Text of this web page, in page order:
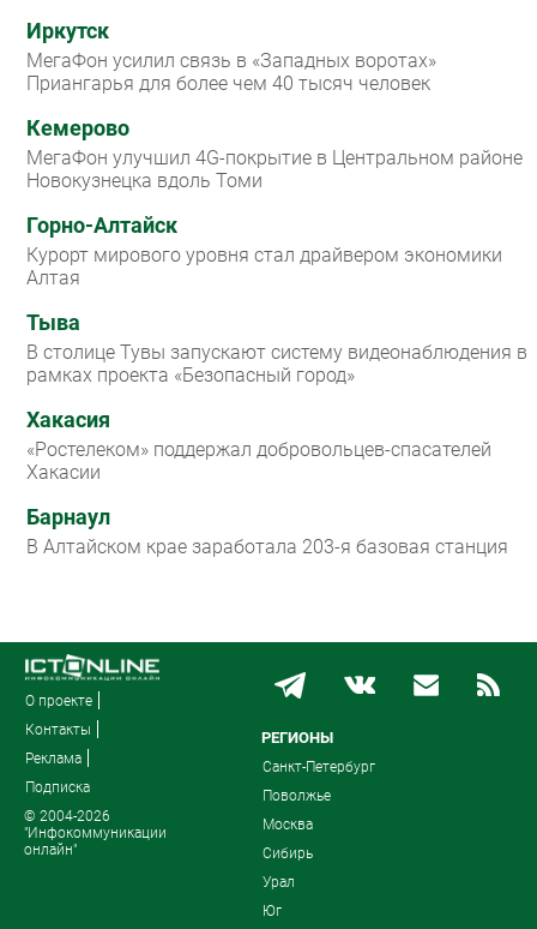
Иркутск
МегаФон усилил связь в «Западных воротах»
Приангарья для более чем 40 тысяч человек
Кемерово
МегаФон улучшил 4G-покрытие в Центральном районе
Новокузнецка вдоль Томи
Горно-Алтайск
Курорт мирового уровня стал драйвером экономики
Алтая
Тыва
В столице Тувы запускают систему видеонаблюдения в
рамках проекта «Безопасный город»
Хакасия
«Ростелеком» поддержал добровольцев-спасателей
Хакасии
Барнаул
В Алтайском крае заработала 203-я базовая станция
О проекте
Контакты
Реклама
Подписка
© 2004-2026
"Инфокоммуникации
онлайн"
РЕГИОНЫ
Санкт-Петербург
Поволжье
Москва
Сибирь
Урал
Юг